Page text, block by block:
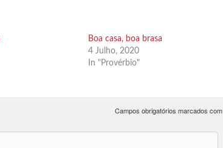
Boa casa, boa brasa
4 Julho, 2020
In "Provérbio"
Campos obrigatórios marcados com